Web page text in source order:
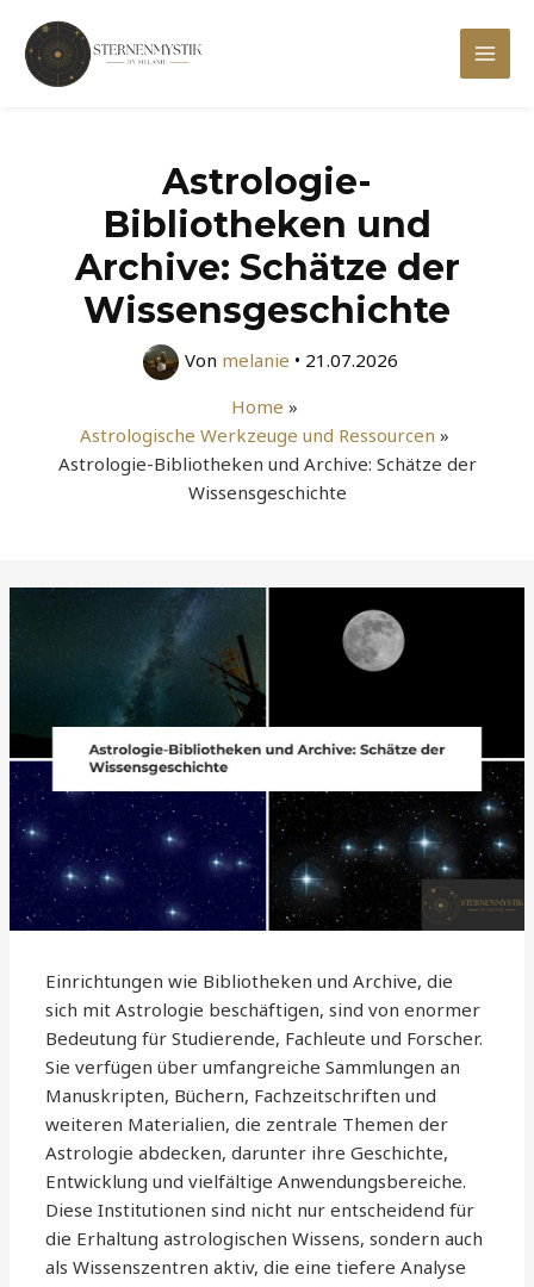
Inhalt
springen
Main
Astrologie-
Bibliotheken und
Archive: Schätze der
Wissensgeschichte
Von melanie • 21.07.2026
Home
Astrologische Werkzeuge und Ressourcen
Astrologie-Bibliotheken und Archive: Schätze der
Wissensgeschichte
Einrichtungen wie Bibliotheken und Archive, die
sich mit Astrologie beschäftigen, sind von enormer
Bedeutung für Studierende, Fachleute und Forscher.
Sie verfügen über umfangreiche Sammlungen an
Manuskripten, Büchern, Fachzeitschriften und
weiteren Materialien, die zentrale Themen der
Astrologie abdecken, darunter ihre Geschichte,
Entwicklung und vielfältige Anwendungsbereiche.
Diese Institutionen sind nicht nur entscheidend für
die Erhaltung astrologischen Wissens, sondern auch
als Wissenszentren aktiv, die eine tiefere Analyse